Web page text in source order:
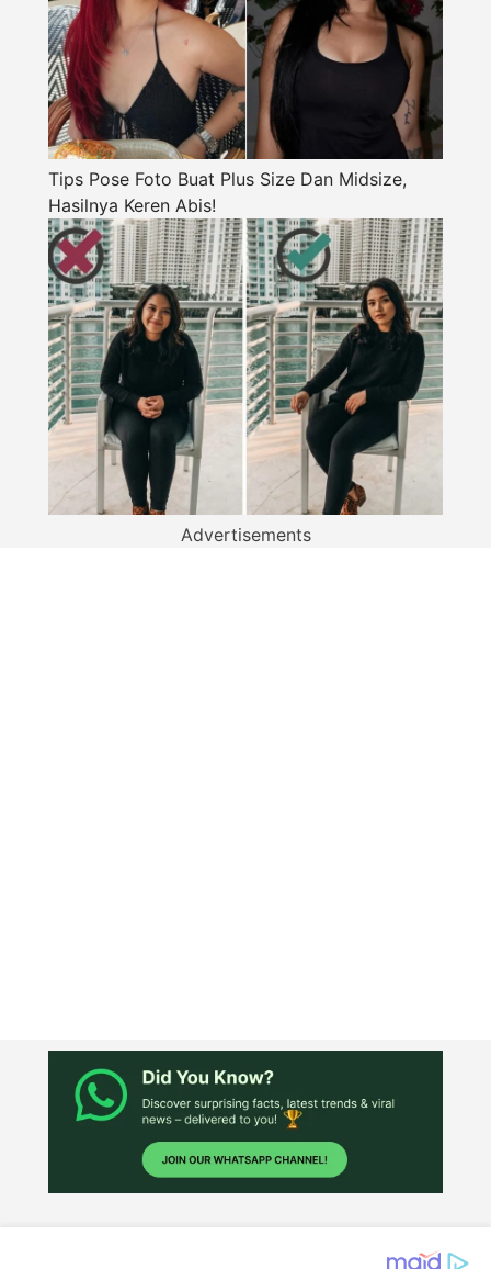
Tips Pose Foto Buat Plus Size Dan Midsize,
Hasilnya Keren Abis!
Advertisements